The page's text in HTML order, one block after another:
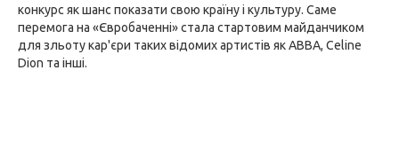
конкурс як шанс показати свою країну і культуру. Саме
перемога на «Євробаченні» стала стартовим майданчиком
для зльоту кар'єри таких відомих артистів як ABBA, Celine
Dion та інші.